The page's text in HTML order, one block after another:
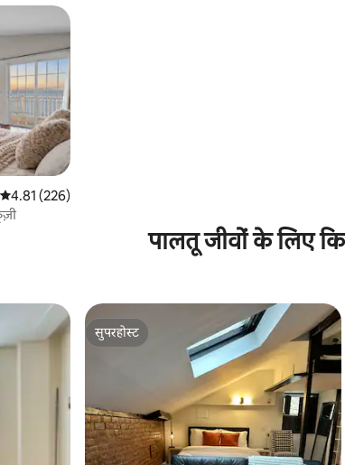
औसत रेटिंग 5 में से 4.81, 226 समीक्षाएँ
4.81 (226)
पालतू जीवों के लिए
सुपरहोस्ट
सुपरहोस्ट